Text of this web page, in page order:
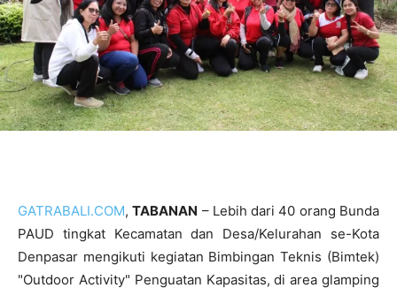
GATRABALI.COM,TABANAN – Lebih dari 40 orang Bunda
PAUD tingkat Kecamatan dan Desa/Kelurahan se-Kota
Denpasar mengikuti kegiatan Bimbingan Teknis (Bimtek)
"Outdoor Activity" Penguatan Kapasitas, di area glamping